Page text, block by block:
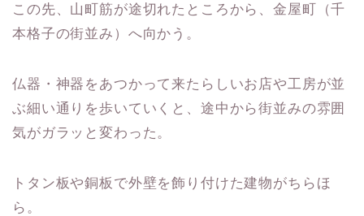
この先、山町筋が途切れたところから、金屋町（千
本格子の街並み）へ向かう。
仏器・神器をあつかって来たらしいお店や工房が並
ぶ細い通りを歩いていくと、途中から街並みの雰囲
気がガラッと変わった。
トタン板や銅板で外壁を飾り付けた建物がちらほ
ら。